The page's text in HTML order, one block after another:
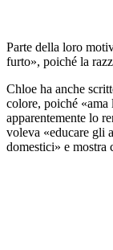
Parte della loro
furto», poiché la
Chloe ha anche
colore, poiché «ama
apparentemente lo
voleva «educare gli
domestici» e mostra